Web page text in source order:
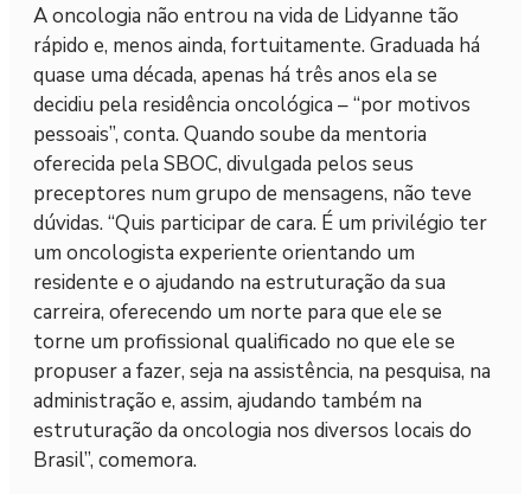
A oncologia não entrou na vida de Lidyanne tão
rápido e, menos ainda, fortuitamente. Graduada há
quase uma década, apenas há três anos ela se
decidiu pela residência oncológica – “por motivos
pessoais”, conta. Quando soube da mentoria
oferecida pela SBOC, divulgada pelos seus
preceptores num grupo de mensagens, não teve
dúvidas. “Quis participar de cara. É um privilégio ter
um oncologista experiente orientando um
residente e o ajudando na estruturação da sua
carreira, oferecendo um norte para que ele se
torne um profissional qualificado no que ele se
propuser a fazer, seja na assistência, na pesquisa, na
administração e, assim, ajudando também na
estruturação da oncologia nos diversos locais do
Brasil”, comemora.